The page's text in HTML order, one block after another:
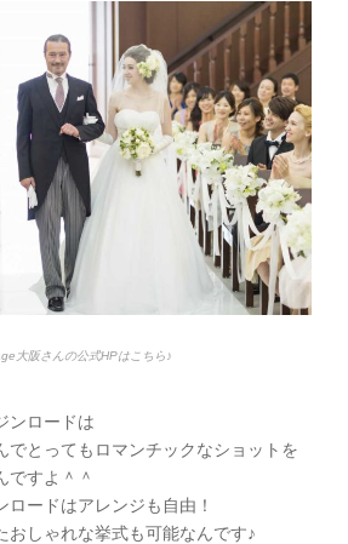
大阪さんの公式HPはこちら♪
ンロードは
でとってもロマンチックなショットを
ですよ＾＾
ロードはアレンジも自由！
おしゃれな挙式も可能なんです♪